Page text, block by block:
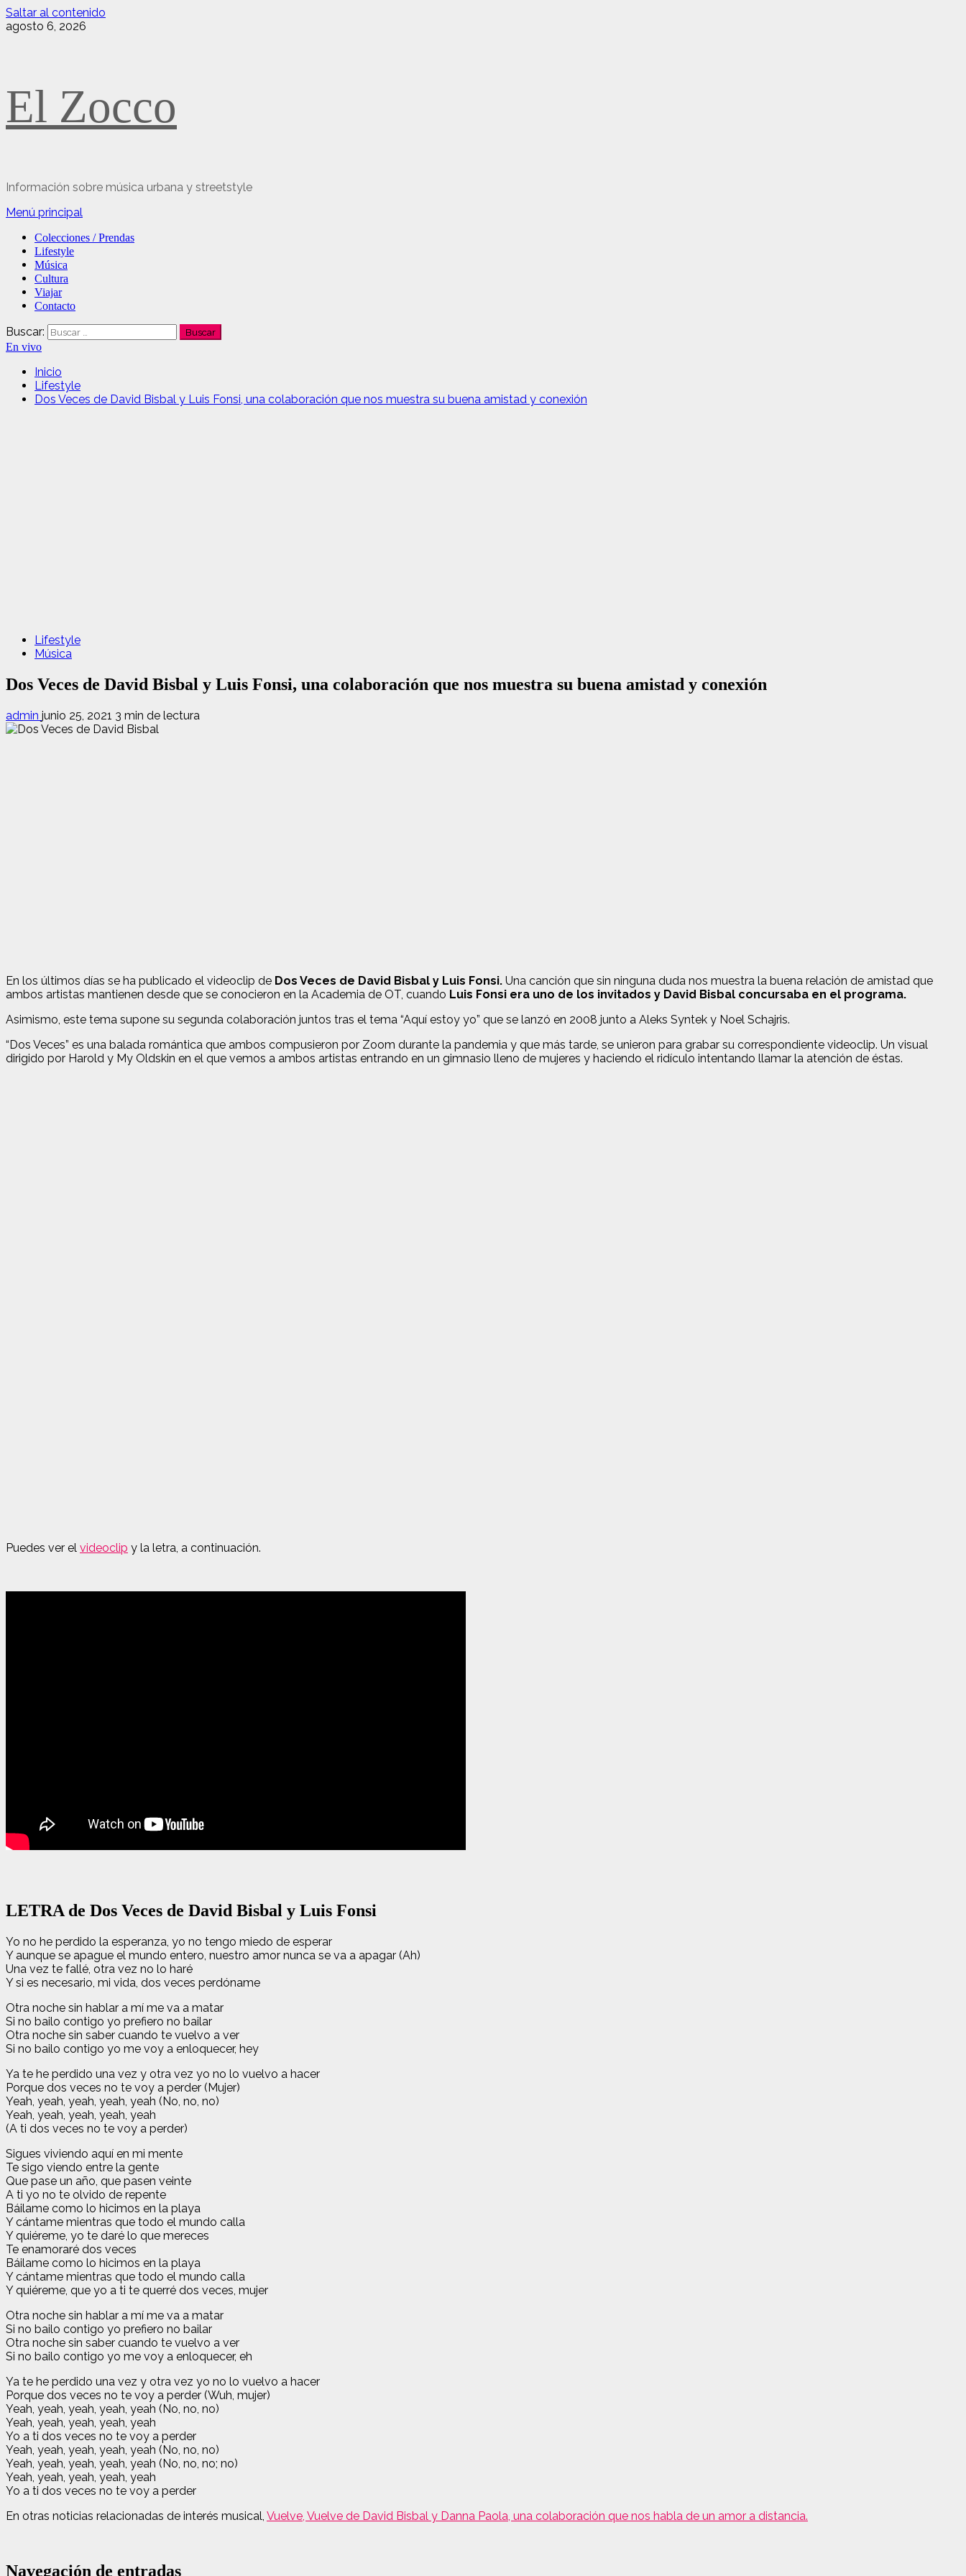
Saltar al contenido
agosto 6, 2026
El Zocco
Información sobre música urbana y streetstyle
Menú principal
Colecciones / Prendas
Lifestyle
Música
Cultura
Viajar
Contacto
Buscar:
En vivo
Inicio
Lifestyle
Dos Veces de David Bisbal y Luis Fonsi, una colaboración que nos muestra su buena amistad y conexión
Lifestyle
Música
Dos Veces de David Bisbal y Luis Fonsi, una colaboración que nos muestra su buena amistad y conexión
admin junio 25, 2021 3 min de lectura
En los últimos días se ha publicado el videoclip de Dos Veces de David Bisbal y Luis Fonsi. Una canción que sin ninguna duda nos muestra la buena relación de amistad que
ambos artistas mantienen desde que se conocieron en la Academia de OT, cuando Luis Fonsi era uno de los invitados y David Bisbal concursaba en el programa.
Asimismo, este tema supone su segunda colaboración juntos tras el tema “Aquí estoy yo” que se lanzó en 2008 junto a Aleks Syntek y Noel Schajris.
“Dos Veces” es una balada romántica que ambos compusieron por Zoom durante la pandemia y que más tarde, se unieron para grabar su correspondiente videoclip. Un visual
dirigido por Harold y My Oldskin en el que vemos a ambos artistas entrando en un gimnasio lleno de mujeres y haciendo el ridículo intentando llamar la atención de éstas.
Puedes ver el videoclip y la letra, a continuación.
LETRA de Dos Veces de David Bisbal y Luis Fonsi
Yo no he perdido la esperanza, yo no tengo miedo de esperar
Y aunque se apague el mundo entero, nuestro amor nunca se va a apagar (Ah)
Una vez te fallé, otra vez no lo haré
Y si es necesario, mi vida, dos veces perdóname
Otra noche sin hablar a mí me va a matar
Si no bailo contigo yo prefiero no bailar
Otra noche sin saber cuando te vuelvo a ver
Si no bailo contigo yo me voy a enloquecer, hey
Ya te hе perdido una vez y otra vez yo no lo vuеlvo a hacer
Porque dos veces no te voy a perder (Mujer)
Yeah, yeah, yeah, yeah, yeah (No, no, no)
Yeah, yeah, yeah, yeah, yeah
(A ti dos veces no te voy a perder)
Sigues viviendo aquí en mi mente
Te sigo viendo entre la gente
Que pase un año, que pasen veinte
A ti yo no te olvido de repente
Báilame como lo hicimos en la playa
Y cántame mientras que todo el mundo calla
Y quiéreme, yo te daré lo que mereces
Te enamoraré dos veces
Báilame como lo hicimos en la playa
Y cántame mientras que todo el mundo calla
Y quiéreme, que yo a ti te querré dos veces, mujer
Otra noche sin hablar a mí me va a matar
Si no bailo contigo yo prefiero no bailar
Otra noche sin saber cuando te vuelvo a ver
Si no bailo contigo yo me voy a enloquecer, eh
Ya te he perdido una vez y otra vez yo no lo vuelvo a hacer
Porque dos veces no te voy a perder (Wuh, mujer)
Yeah, yeah, yeah, yeah, yeah (No, no, no)
Yeah, yeah, yeah, yeah, yeah
Yo a ti dos veces no te voy a perder
Yeah, yeah, yeah, yeah, yeah (No, no, no)
Yeah, yeah, yeah, yeah, yeah (No, no, no; no)
Yeah, yeah, yeah, yeah, yeah
Yo a ti dos veces no te voy a perder
En otras noticias relacionadas de interés musical Vuelve, Vuelve de David Bisbal y Danna Paola, una colaboración que nos habla de un amor a distancia.
Navegación de entradas